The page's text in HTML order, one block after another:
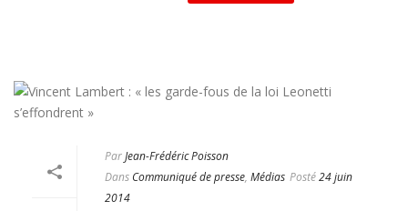
ParJean-Frédéric Poisson
Dans Communiqué de presse, Médias Posté24 juin
2014